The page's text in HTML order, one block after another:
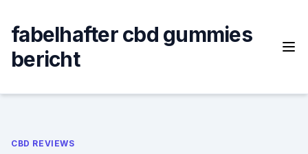
content
fabelhafter cbd gummies
bericht
CBD REVIEWS